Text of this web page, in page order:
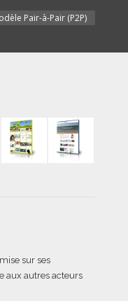
Pair-à-Pair (P2P)
sur ses
aux autres acteurs